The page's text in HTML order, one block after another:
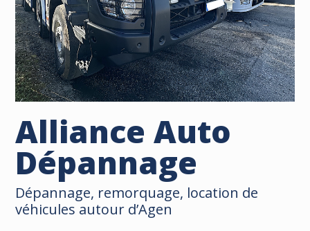
Alliance Auto
Dépannage
Dépannage, remorquage, location de
véhicules autour d’Agen